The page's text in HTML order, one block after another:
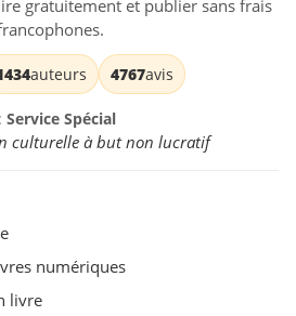
gratuitement et publier sans frais
auteurs 4767avis
Service Spécial
culturelle à but non lucratif
numériques
livre